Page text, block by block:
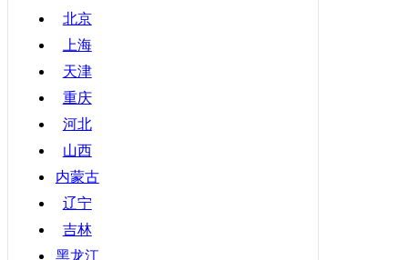
湖北
湖南
广东
广西
海南
四川
贵州
云南
西藏
陕西
橡塑机械
烟草机械
医疗设备
印刷机械
9月
10月
11月
12月
北京
上海
天津
重庆
河北
山西
内蒙古
辽宁
吉林
黑龙江